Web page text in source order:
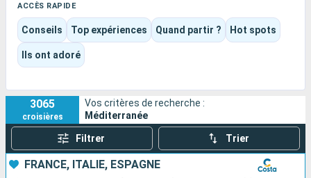
plaisir d’un navire pensé pour toute la famille.
Selon l’itinéraire et le bateau choisis, l’expérience peut être
culturelle, gastronomique, balnéaire ou résolument tournée
vers le divertissement. Piscines, spectacles, animations,
moments de détente ou grandes visites : chacun peut y
ACCÈS RAPIDE
Conseils Top expériences Quand partir ? Hot spots
Ils ont adoré
3065
croisières
Vos critères de recherche :
Méditerranée
Filtrer Trier
FRANCE, ITALIE, ESPAGNE